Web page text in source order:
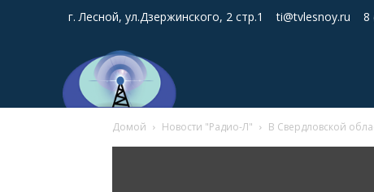
г. Лесной, ул.Дзержинского, 2 стр.1 ti@tvlesnoy.ru 8
Домой Новости "Радио-Л" В Свердловской